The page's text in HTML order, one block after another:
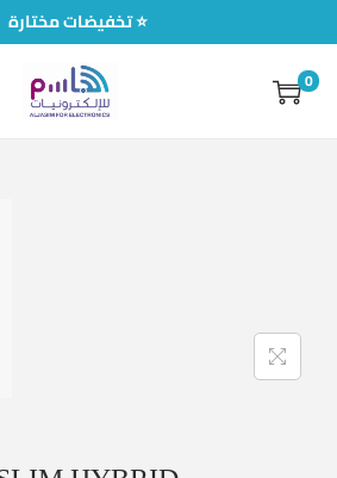
تخفيضات مختارة ⭐
0